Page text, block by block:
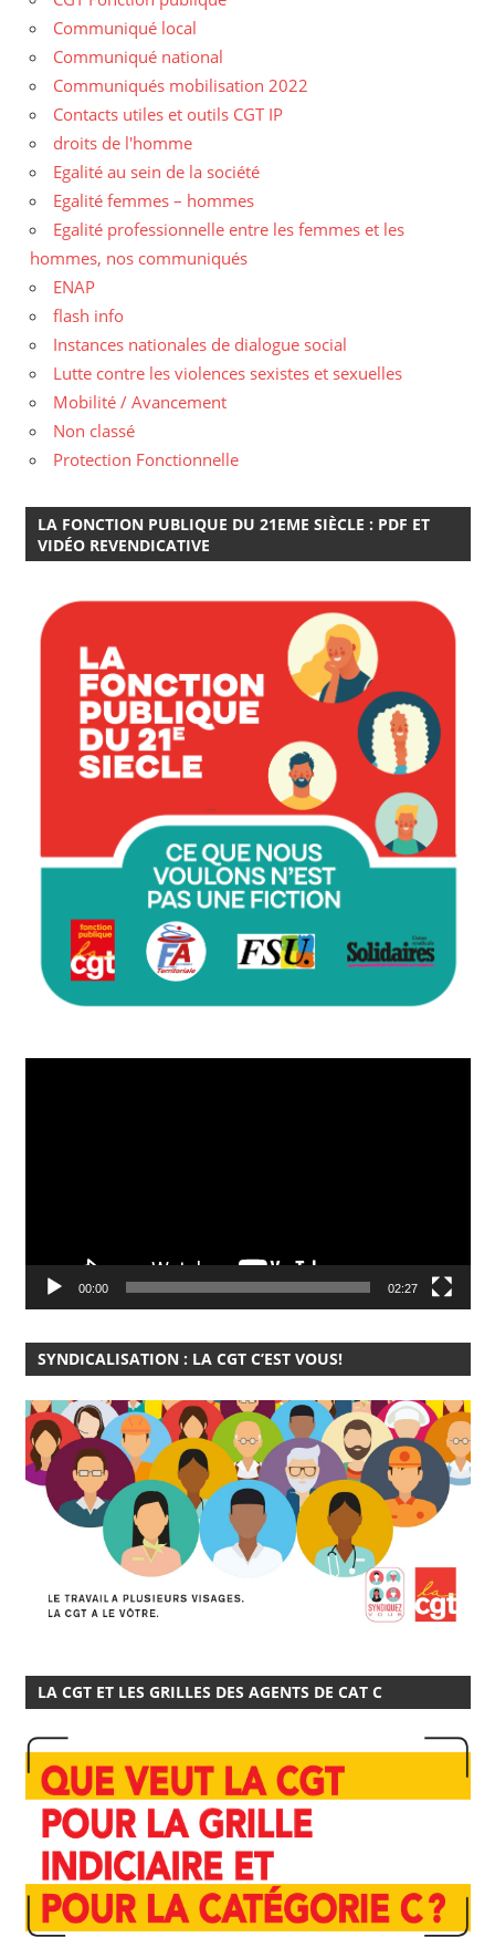
Communiqué local
Communiqué national
Communiqués mobilisation 2022
Contacts utiles et outils CGT IP
droits de l'homme
Egalité au sein de la société
Egalité femmes – hommes
Egalité professionnelle entre les femmes et les
hommes, nos communiqués
ENAP
flash info
Instances nationales de dialogue social
Lutte contre les violences sexistes et sexuelles
Mobilité / Avancement
Non classé
Protection Fonctionnelle
LA FONCTION PUBLIQUE DU 21EME SIÈCLE : PDF ET
VIDÉO REVENDICATIVE
00:00 02:27
SYNDICALISATION : LA CGT C’EST VOUS!
LA CGT ET LES GRILLES DES AGENTS DE CAT C